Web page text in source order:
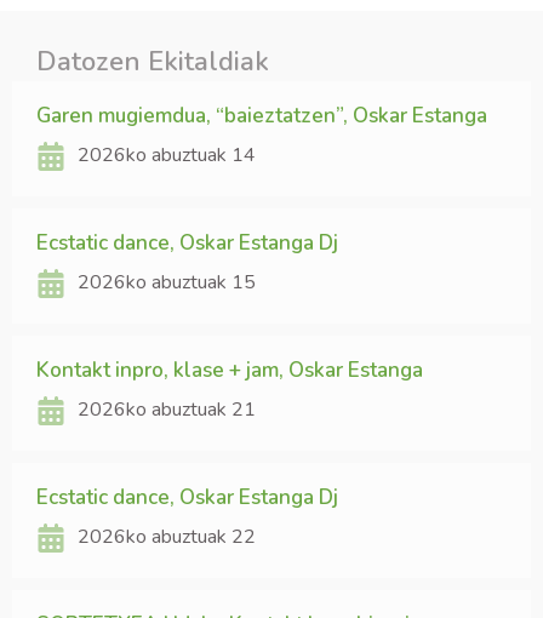
Datozen Ekitaldiak
Garen mugiemdua, “baieztatzen”, Oskar Estanga
2026ko abuztuak 14
Ecstatic dance, Oskar Estanga Dj
2026ko abuztuak 15
Kontakt inpro, klase + jam, Oskar Estanga
2026ko abuztuak 21
Ecstatic dance, Oskar Estanga Dj
2026ko abuztuak 22